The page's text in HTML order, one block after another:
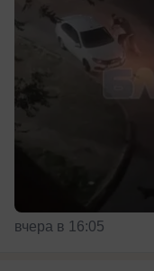
вчера в 16:05